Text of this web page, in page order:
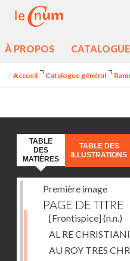
À PROPOS
Accueil Catalogue général
TABLE
DES
MATIÈRES
TABLE DES
ILLUSTRATIONS
Première image
PAGE DE TITRE
[Frontispice](n.n.)
AL RE
AU ROY TRES